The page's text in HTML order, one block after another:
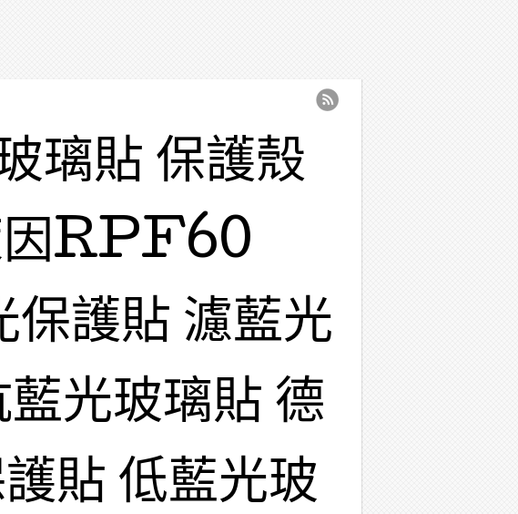
璃貼 保護殼
因RPF60
護貼 濾藍光
光玻璃貼 德
貼 低藍光玻